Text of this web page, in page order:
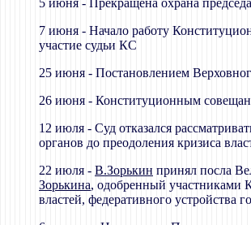
7 июня - Начало работу
участие судьи КС
25 июня - Постановлением
26 июня - Конституционным
12 июля - Суд отказался
органов до преодоления кризиса
22 июля - В.Зорькин принял посла
Зорькина, одобренный участниками
властей, федеративного устройства